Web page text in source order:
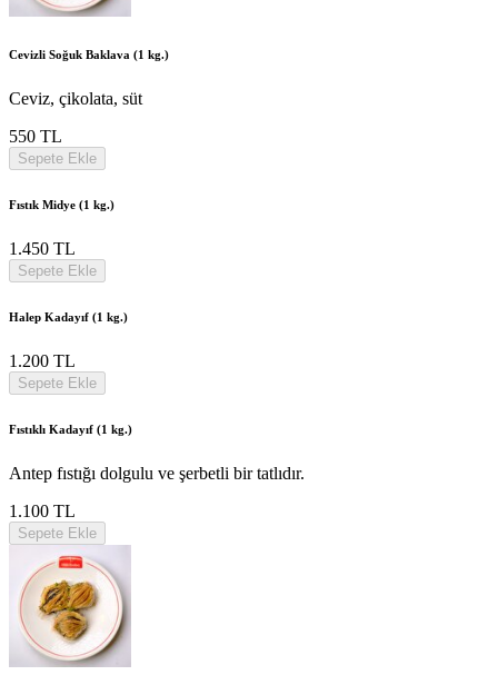
Cevizli Soğuk Baklava (1 kg.)
Ceviz, çikolata, süt
550 TL
Sepete Ekle
Fıstık Midye (1 kg.)
1.450 TL
Sepete Ekle
Halep Kadayıf (1 kg.)
1.200 TL
Sepete Ekle
Fıstıklı Kadayıf (1 kg.)
Antep fıstığı dolgulu ve şerbetli bir tatlıdır.
1.100 TL
Sepete Ekle